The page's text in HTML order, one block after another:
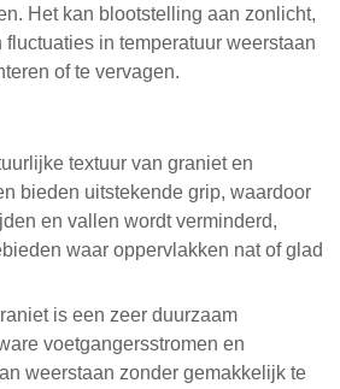
Het kan blootstelling aan zonlicht,
fluctuaties in temperatuur weerstaan
of te vervagen.
textuur van graniet en
bieden uitstekende grip, waardoor
en vallen wordt verminderd,
waar oppervlakken nat of glad
is een zeer duurzaam
voetgangersstromen en
weerstaan zonder gemakkelijk te